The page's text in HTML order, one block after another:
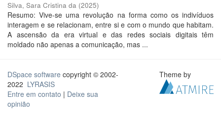
Silva, Sara Cristina da (2025)
Resumo: Vive-se uma revolução na forma como os indivíduos
interagem e se relacionam, entre si e com o mundo que habitam.
A ascensão da era virtual e das redes sociais digitais têm
moldado não apenas a comunicação, mas ...
DSpace software copyright © 2002-
2022 LYRASIS
Entre em contato | Deixe sua
opinião
Theme by